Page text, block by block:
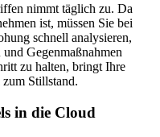
nimmt täglich zu. Da
ist, müssen Sie bei
schnell analysieren,
Gegenmaßnahmen
zu halten, bringt Ihre
Stillstand.
in die Cloud